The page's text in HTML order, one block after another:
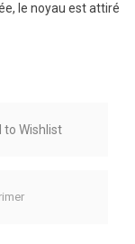
le noyau est attiré
to Wishlist